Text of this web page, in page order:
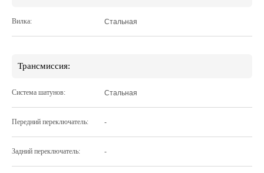
Вилка: Стальная
Трансмиссия:
Система шатунов: Стальная
Передний переключатель: -
Задний переключатель: -